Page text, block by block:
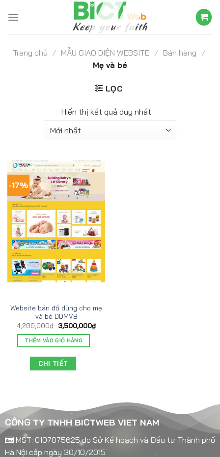
Trang chủ / MẪU GIAO DIỆN WEBSITE / Bán hàng /
Mẹ và bé
LỌC
Hiển thị kết quả duy nhất
-17%
Website bán đồ dùng cho mẹ
và bé DDMVB
4,200,000₫ 3,500,000₫
THÊM VÀO GIỎ HÀNG
CHI TIẾT
CÔNG TY TNHH BICTWEB VIET NAM
MST: 0107075625 do Sở Kế hoạch và Đầu tư Thành phố
Hà Nội cấp ngày 30/10/2015